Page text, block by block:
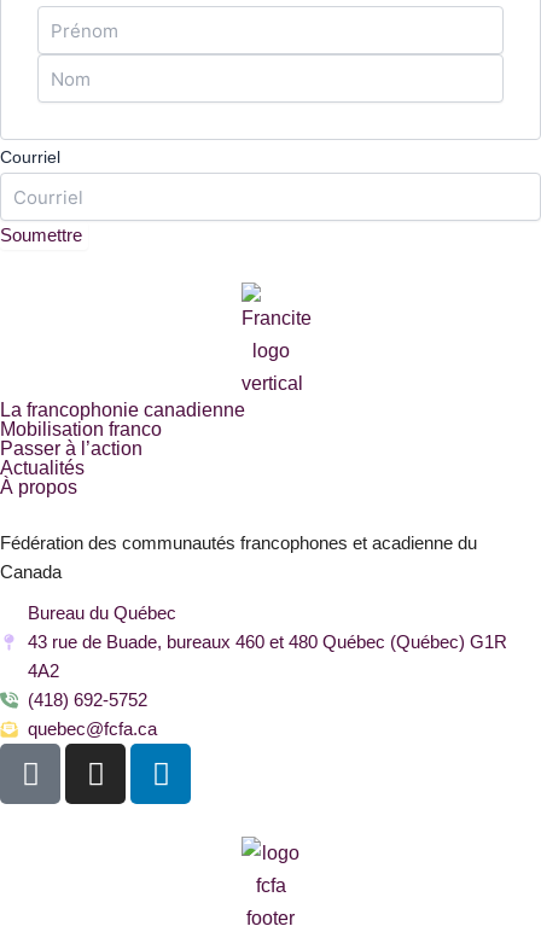
Courriel
La francophonie canadienne
Mobilisation franco
Passer à l’action
Actualités
À propos
Fédération des communautés francophones et acadienne du
Canada
Bureau du Québec
43 rue de Buade, bureaux 460 et 480 Québec (Québec) G1R
4A2
(418) 692-5752
quebec@fcfa.ca
F
a
I
n
L
i